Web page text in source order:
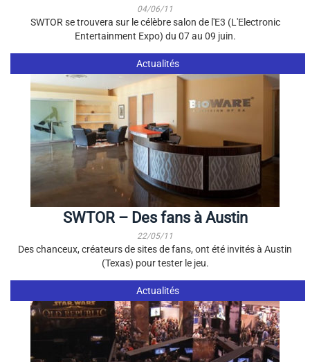
04/06/11
SWTOR se trouvera sur le célèbre salon de l'E3 (L'Electronic
Entertainment Expo) du 07 au 09 juin.
Actualités
SWTOR – Des fans à Austin
22/05/11
Des chanceux, créateurs de sites de fans, ont été invités à Austin
(Texas) pour tester le jeu.
Actualités